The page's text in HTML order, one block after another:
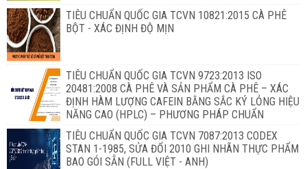
TIÊU CHUẨN QUỐC GIA TCVN 10821:2015 CÀ PHÊ
BỘT - XÁC ĐỊNH ĐỘ MỊN
TIÊU CHUẨN QUỐC GIA TCVN 9723:2013 ISO
20481:2008 CÀ PHÊ VÀ SẢN PHẨM CÀ PHÊ – XÁC
ĐỊNH HÀM LƯỢNG CAFEIN BẰNG SẮC KÝ LỎNG HIỆU
NĂNG CAO (HPLC) – PHƯƠNG PHÁP CHUẨN
TIÊU CHUẨN QUỐC GIA TCVN 7087:2013 CODEX
STAN 1-1985, SỬA ĐỔI 2010 GHI NHÃN THỰC PHẨM
BAO GÓI SẴN (FULL VIỆT - ANH)